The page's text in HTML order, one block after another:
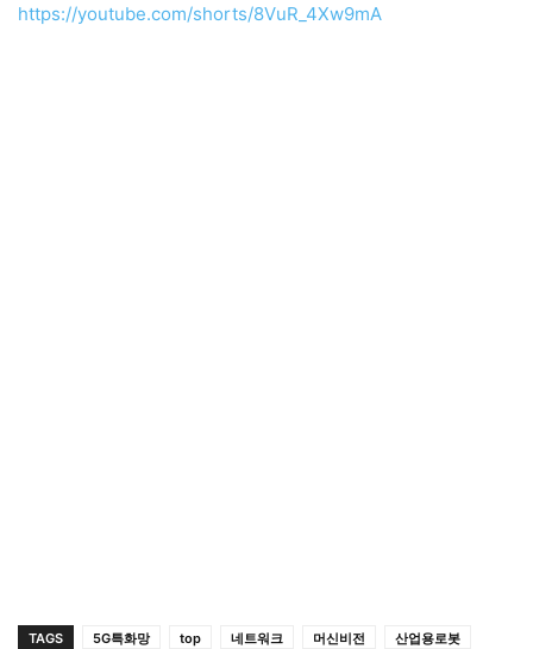
https://youtube.com/shorts/8VuR_4Xw9mA
TAGS 5G특화망 top 네트워크 머신비전 산업용로봇